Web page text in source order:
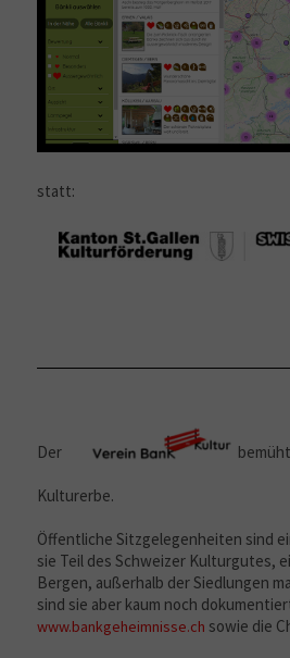
statt:
Der
Kulturerbe.
Öffentliche Sitzgelegenheiten sind
sie Teil des Schweizer Kulturgutes,
Bergen, außerhalb der Siedlungen
sind sie aber kaum noch
www.bankgeheimnisse.ch sowie die